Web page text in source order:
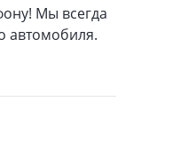
Мы всегда
автомобиля.